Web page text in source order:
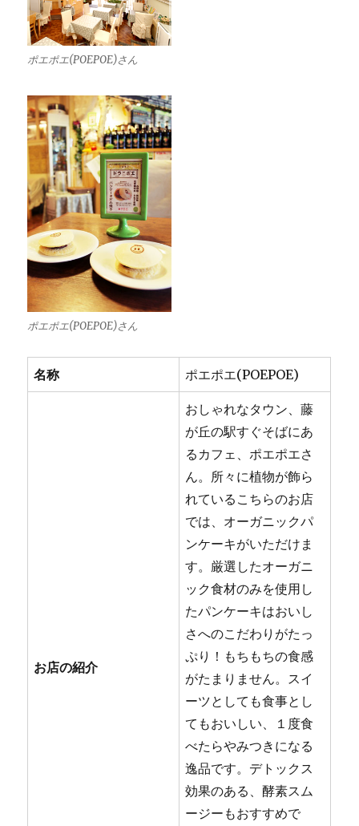
ポエポエ(POEPOE)さん
ポエポエ(POEPOE)さん
名称 ポエポエ(POEPOE)
お店の紹介
おしゃれなタウン、藤
が丘の駅すぐそばにあ
るカフェ、ポエポエさ
ん。所々に植物が飾ら
れているこちらのお店
では、オーガニックパ
ンケーキがいただけま
す。厳選したオーガニ
ック食材のみを使用し
たパンケーキはおいし
さへのこだわりがたっ
ぷり！もちもちの食感
がたまりません。スイ
ーツとしても食事とし
てもおいしい、１度食
べたらやみつきになる
逸品です。デトックス
効果のある、酵素スム
ージーもおすすめで